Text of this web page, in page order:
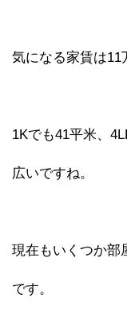
気になる家賃は11
1Kでも41平米、
広いですね。
現在もいくつか部
です。